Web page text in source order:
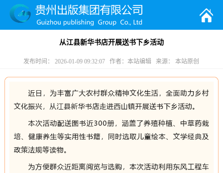
从江县新华书店开展送书下乡活动
发布时间： 2026-01-09 09:32:07 作者：本站编辑 来源： 本站原创